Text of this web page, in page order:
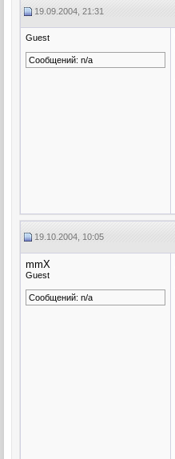
19.09.2004, 21:31
Guest
Сообщений: n/a
19.10.2004, 10:05
mmX
Guest
Сообщений: n/a